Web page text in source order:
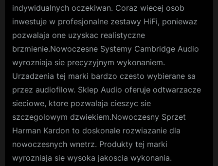
indywidualnych oczekiwan. Coraz wiecej osob
inwestuje w profesjonalne zestawy HiFi, poniewaz
pozwalaja one uzyskac realistyczne
brzmienie.Nowoczesne Systemy Cambridge Audio
wyrozniaja sie precyzyjnym wykonaniem.
Urzadzenia tej marki bardzo czesto wybierane sa
przez audiofilow. Sklep Audio oferuje odtwarzacze
sieciowe, ktore pozwalaja cieszyc sie
szczegolowym dzwiekiem.Nowoczesny Sprzet
Harman Kardon to doskonale rozwiazanie dla
nowoczesnych wnetrz. Produkty tej marki
wyrozniaja sie wysoka jakoscia wykonania.